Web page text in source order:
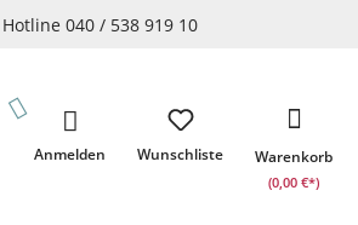
Hotline 040 / 538 919 10
Wunschliste
Anmelden Warenkorb
(0,00 €*)